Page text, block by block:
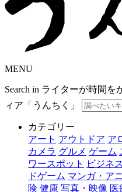
MENU
Search in ライターが時間
ィア「うんちく」
カテゴリー
アート アウトドア ア
カメラ グルメ ゲーム
ワースポット
ビジネス
ドゲーム マンガ・ア
険 健康 写真・映像 医